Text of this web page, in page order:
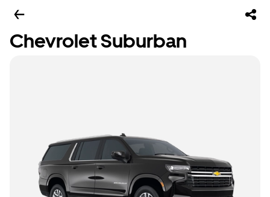
Chevrolet Suburban